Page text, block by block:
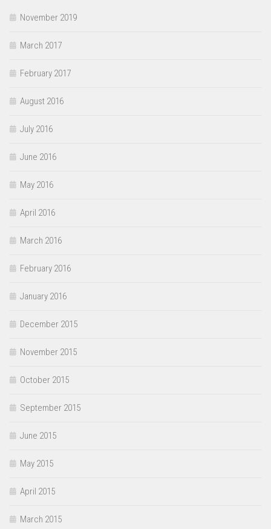
November 2019
March 2017
February 2017
August 2016
July 2016
June 2016
May 2016
April 2016
March 2016
February 2016
January 2016
December 2015
November 2015
October 2015
September 2015
June 2015
May 2015
April 2015
March 2015